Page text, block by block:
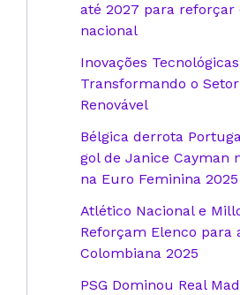
até 2027 para reforçar
nacional
Inovações
Transformando o
Renovável
Bélgica derrota
gol de Janice Cayman
na Euro Feminina 2025
Atlético Nacional e
Reforçam Elenco para
Colombiana 2025
PSG Dominou Real